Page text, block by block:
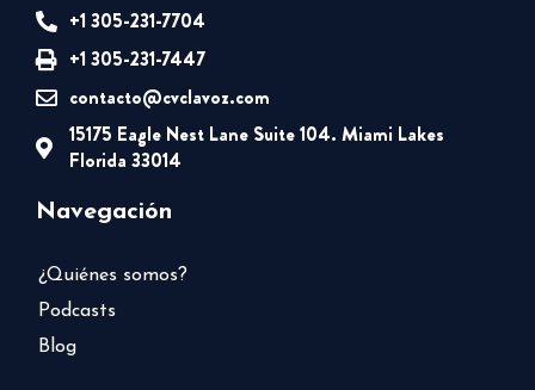
+1 305-231-7704
+1 305-231-7447
contacto@cvclavoz.com
15175 Eagle Nest Lane Suite 104. Miami Lakes
Florida 33014
Navegación
¿Quiénes somos?
Podcasts
Blog